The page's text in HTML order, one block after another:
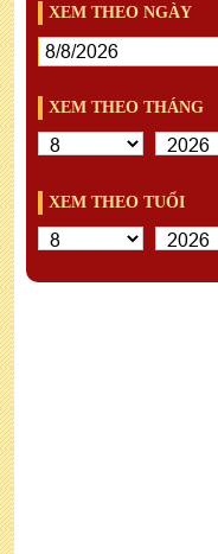
XEM THEO NGÀY
XEM THEO THÁNG
XEM THEO TUỔI